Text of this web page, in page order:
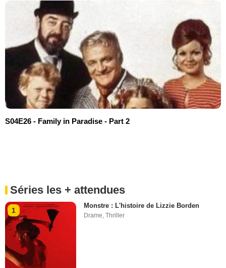
S04E26 - Family in Paradise - Part 2
Séries les + attendues
1
Monstre : L'histoire de Lizzie Borden
Drame,Thriller